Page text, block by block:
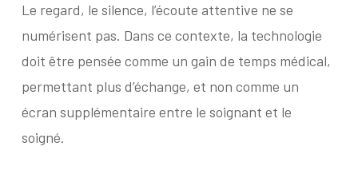
Le regard, le silence, l’écoute attentive ne se
numérisent pas. Dans ce contexte, la technologie
doit être pensée comme un gain de temps médical,
permettant plus d’échange, et non comme un
écran supplémentaire entre le soignant et le
soigné.